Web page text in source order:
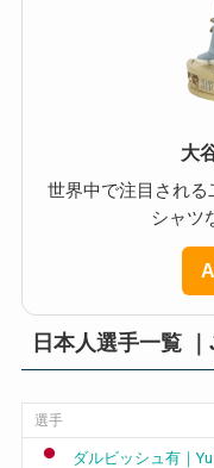
大
世界中で注目され
シャツ
日本人選手一覧
選手
ダルビッシュ有｜